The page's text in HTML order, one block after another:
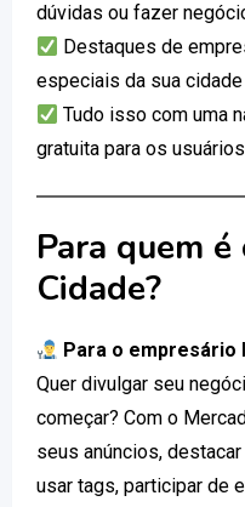
dúvidas ou fazer
Destaques de
especiais da sua cidade
Tudo isso com uma
gratuita para os
Para quem
Cidade?
Para o empresário
Quer divulgar seu
começar? Com o
seus anúncios,
usar tags, participar de